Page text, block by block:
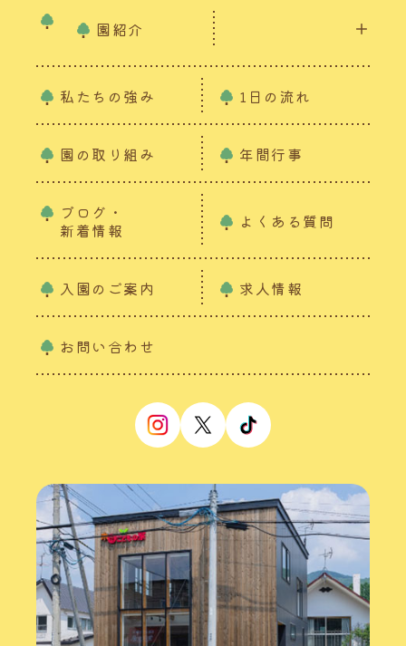
園紹介
私たちの強み 1日の流れ
園の取り組み 年間行事
ブログ・
新着情報
よくある質問
入園のご案内 求人情報
お問い合わせ